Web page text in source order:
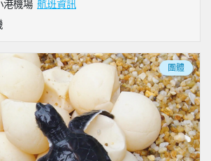
港機場 航班資訊
團體